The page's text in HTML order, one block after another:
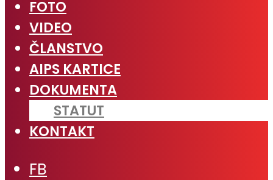
FOTO
VIDEO
ČLANSTVO
AIPS KARTICE
DOKUMENTA
STATUT
KONTAKT
FB